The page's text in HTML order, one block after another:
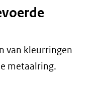
van kleurringen
metaalring.